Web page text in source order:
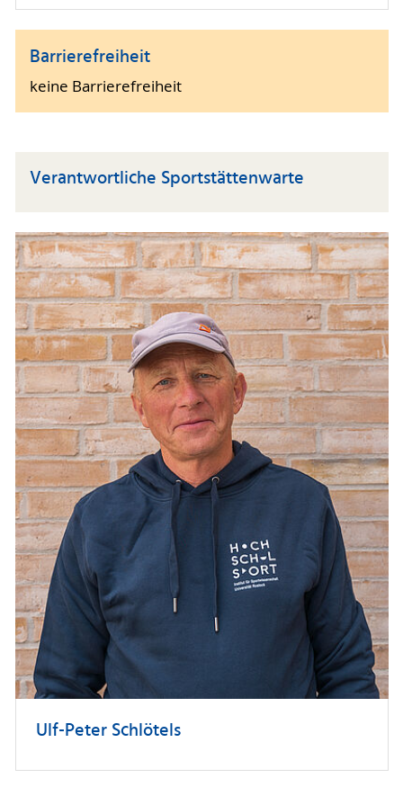
Barrierefreiheit
keine Barrierefreiheit
Verantwortliche Sportstättenwarte
Ulf-Peter Schlötels